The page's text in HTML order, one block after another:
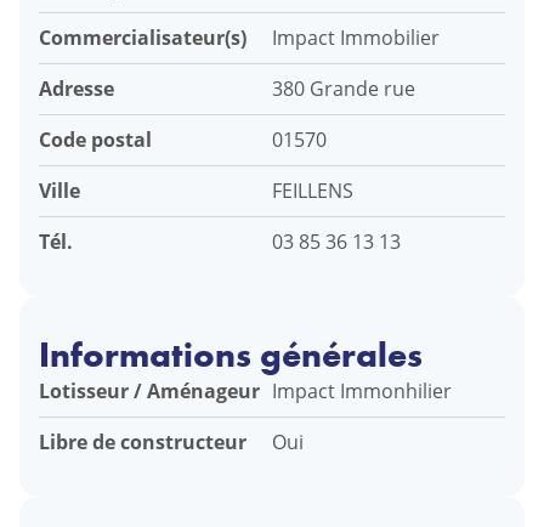
Commercialisateur(s)
Impact Immobilier
Adresse
380 Grande rue
Code postal
01570
Ville
FEILLENS
Tél.
03 85 36 13 13
Informations générales
Lotisseur / Aménageur Impact Immonhilier
Libre de constructeur
Oui